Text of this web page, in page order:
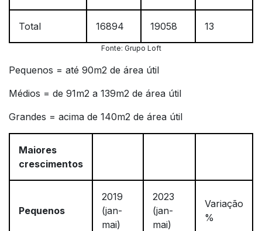
Total 16894 19058 13
Fonte: Grupo Loft
Pequenos = até 90m2 de área útil
Médios = de 91m2 a 139m2 de área útil
Grandes = acima de 140m2 de área útil
Maiores
crescimentos
Pequenos
2019
(jan-
mai)
2023
(jan-
mai)
Variação
%